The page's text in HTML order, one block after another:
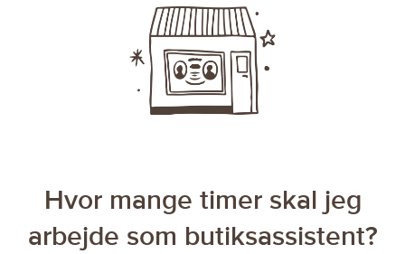
Hvor mange timer skal jeg
arbejde som butiksassistent?